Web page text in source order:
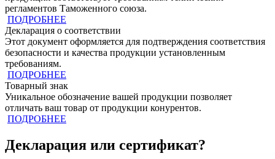
регламентов Таможенного союза.
ПОДРОБНЕЕ
Декларация о соответствии
Этот документ оформляется для подтверждения соответствия
безопасности и качества продукции установленным
требованиям.
ПОДРОБНЕЕ
Товарный знак
Уникальное обозначение вашей продукции позволяет
отличать ваш товар от продукции конурентов.
ПОДРОБНЕЕ
Декларация или сертификат?